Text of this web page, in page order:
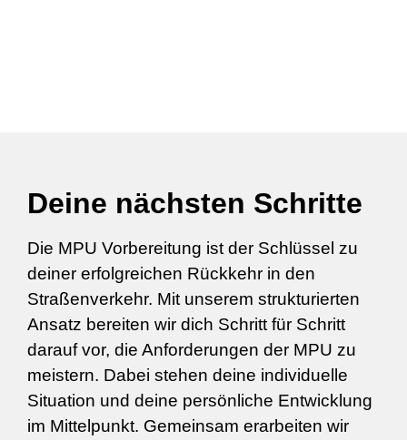
Deine nächsten Schritte
Die MPU Vorbereitung ist der Schlüssel zu
deiner erfolgreichen Rückkehr in den
Straßenverkehr. Mit unserem strukturierten
Ansatz bereiten wir dich Schritt für Schritt
darauf vor, die Anforderungen der MPU zu
meistern. Dabei stehen deine individuelle
Situation und deine persönliche Entwicklung
im Mittelpunkt. Gemeinsam erarbeiten wir